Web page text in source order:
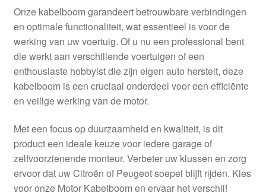
Klachtenprocedure
Levering
Mijn account
Over ons
Privacybeleid
Wereldwijde verzending
Onze kabelboom garandeert betrouwbare verbindingen
en optimale functionaliteit, wat essentieel is voor de
werking van uw voertuig. Of u nu een professional bent
die werkt aan verschillende voertuigen of een
enthousiaste hobbyist die zijn eigen auto herstelt, deze
kabelboom is een cruciaal onderdeel voor een efficiënte
en veilige werking van de motor.
Met een focus op duurzaamheid en kwaliteit, is dit
product een ideale keuze voor iedere garage of
zelfvoorzienende monteur. Verbeter uw klussen en zorg
ervoor dat uw Citroën of Peugeot soepel blijft rijden. Kies
voor onze Motor Kabelboom en ervaar het verschil!